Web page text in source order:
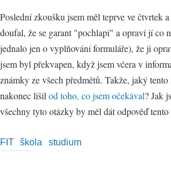
Poslední zkoušku jsem měl teprve ve čtvrtek
doufal, že se garant "pochlapí" a opraví jí co
jednalo jen o vyplňování formuláře), že ji
jsem byl překvapen, když jsem včera v
známky ze všech předmětů. Takže, jaký
nakonec lišilod toho, co jsem očekával? Jak
všechny tyto otázky by měl dát odpověď tento
FIT škola studium